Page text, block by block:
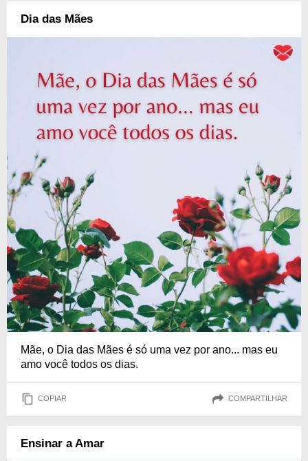
Dia das Mães
Mãe, o Dia das Mães é só uma vez por ano... mas eu
amo você todos os dias.
COPIAR COMPARTILHAR
Ensinar a Amar